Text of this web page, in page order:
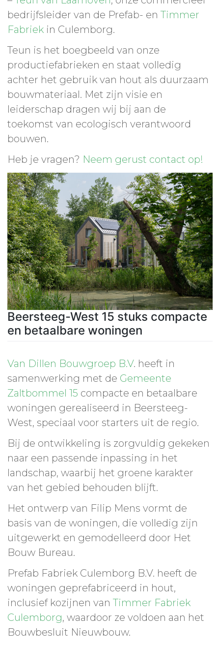
bedrijfsleider van de Prefab- en Timmer
Fabriek in Culemborg.
Teun is het boegbeeld van onze
productiefabrieken en staat volledig
achter het gebruik van hout als duurzaam
bouwmateriaal. Met zijn visie en
leiderschap dragen wij bij aan de
toekomst van ecologisch verantwoord
bouwen.
Heb je vragen? Neem gerust contact op!
Beersteeg-West 15 stuks compacte
en betaalbare woningen
Van Dillen Bouwgroep B.V. heeft in
samenwerking met de Gemeente
Zaltbommel 15 compacte en betaalbare
woningen gerealiseerd in Beersteeg-
West, speciaal voor starters uit de regio.
Bij de ontwikkeling is zorgvuldig gekeken
naar een passende inpassing in het
landschap, waarbij het groene karakter
van het gebied behouden blijft.
Het ontwerp van Filip Mens vormt de
basis van de woningen, die volledig zijn
uitgewerkt en gemodelleerd door Het
Bouw Bureau.
Prefab Fabriek Culemborg B.V. heeft de
woningen geprefabriceerd in hout,
inclusief kozijnen van Timmer Fabriek
Culemborg, waardoor ze voldoen aan het
Bouwbesluit Nieuwbouw.